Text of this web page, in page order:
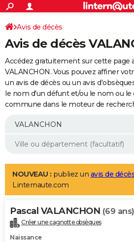
ACTUALITÉS
Politique
Société
Faits Divers
Education
Monde
Villes
+
SPORT
Coupe du monde 2026
Football
Tennis
Cyclisme
Rugby
Forum
Programme TV
TNT
Streaming
Cinéma
Sorties cinéma
Musique
+
FINANCE
Impôts
Immobilier
Risques naturels par ville
Banque
Assurance
Crédit
AUTO
Essais
Réserver un essai
Citadines
Berlines
SUV
Forum auto
+
Mobiles
Meilleur smartphone
Internet
Ordinateurs
Jeux vidéo
Guide high-tech
Aménagement intérieur
LIFESTYLE
Art de vivre
Bien-être
Loisirs
Mode
Modes de vie
Alimentation
Guide de la santé
Maladies
Médicaments
Sommeil
VOYAGE
Destinations
City break
Voyage nature
Voyage de noces
Forum
Climat
+PHOTO
Avis de décès
Avis de décès
Accédez gratuitement sur cette page
VALANCHON. Vous pouvez affiner
un avis de décès ou un avis
le nom d'un défunt et/ou le nom ou le
commune dans le moteur de
NOUVEAU : publiez un avis de
Linternaute.com
Pascal VALANCHON (69 ans)
Créer une cagnotte obsèques
Naissance